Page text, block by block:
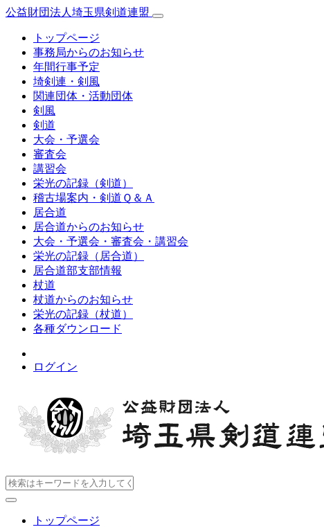
公益財団法人埼玉県剣道連盟
トップページ
事務局からのお知らせ
年間行事予定
埼剣連・剣風
関連団体・活動団体
剣風
剣道
大会・予選会
審査会
講習会
栄光の記録（剣道）
稽古場案内・剣道Ｑ＆Ａ
居合道
居合道からのお知らせ
大会・予選会・審査会・講習会
栄光の記録（居合道）
居合道部支部情報
杖道
杖道からのお知らせ
栄光の記録（杖道）
各種ダウンロード
ログイン
トップページ